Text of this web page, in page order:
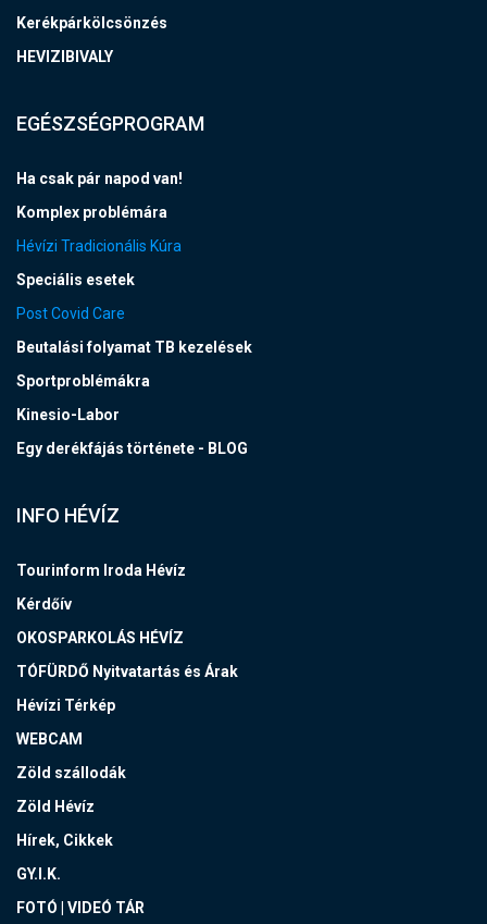
Kerékpárkölcsönzés
HEVIZIBIVALY
EGÉSZSÉGPROGRAM
Ha csak pár napod van!
Komplex problémára
Hévízi Tradicionális Kúra
Speciális esetek
Post Covid Care
Beutalási folyamat TB kezelések
Sportproblémákra
Kinesio-Labor
Egy derékfájás története - BLOG
INFO HÉVÍZ
Tourinform Iroda Hévíz
Kérdőív
OKOSPARKOLÁS HÉVÍZ
TÓFÜRDŐ Nyitvatartás és Árak
Hévízi Térkép
WEBCAM
Zöld szállodák
Zöld Hévíz
Hírek, Cikkek
GY.I.K.
FOTÓ | VIDEÓ TÁR